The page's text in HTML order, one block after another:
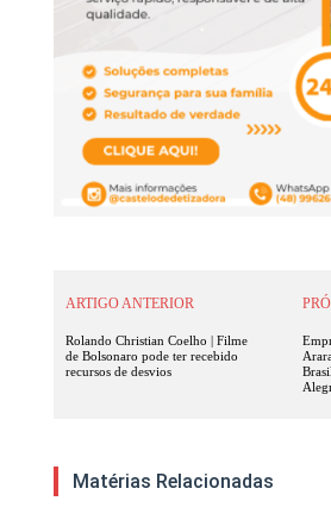
ARTIGO ANTERIOR
Rolando Christian Coelho | Filme
de Bolsonaro pode ter recebido
recursos de desvios
Matérias Relacionadas